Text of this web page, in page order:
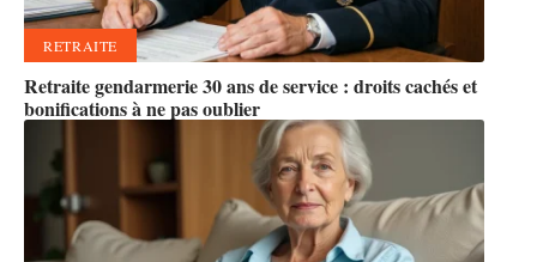
RETRAITE
Retraite gendarmerie 30 ans de service : droits cachés et
bonifications à ne pas oublier